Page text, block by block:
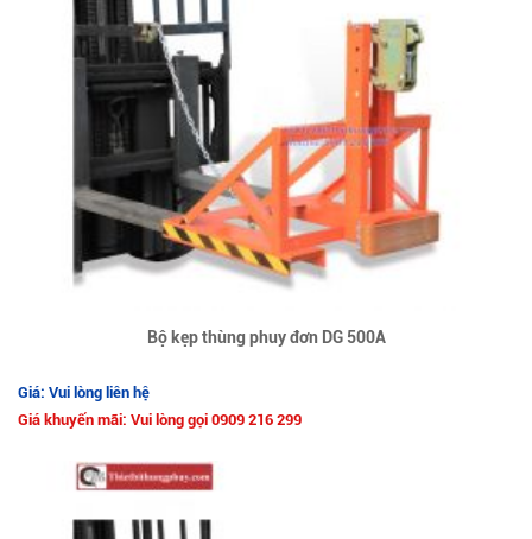
Bộ kẹp thùng phuy đơn DG 500A
Giá: Vui lòng liên hệ
Giá khuyến mãi: Vui lòng gọi 0909 216 299